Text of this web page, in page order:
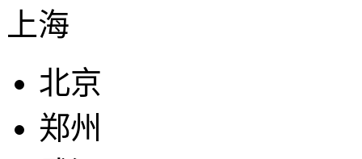
上海
北京
郑州